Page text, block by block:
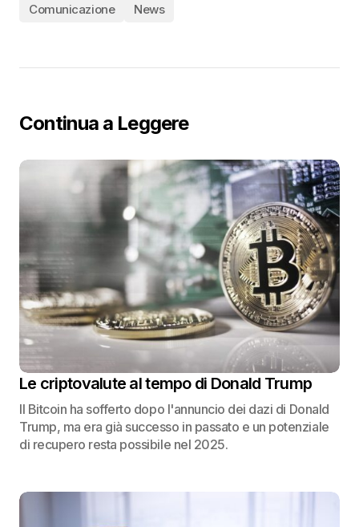
Comunicazione News
Continua a Leggere
Le criptovalute al tempo di Donald Trump
Il Bitcoin ha sofferto dopo l'annuncio dei dazi di Donald
Trump, ma era già successo in passato e un potenziale
di recupero resta possibile nel 2025.